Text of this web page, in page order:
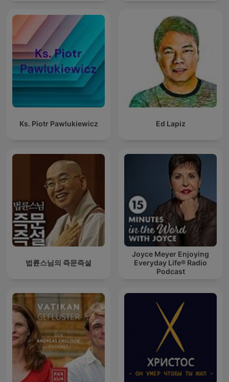
Ks. Piotr Pawlukiewicz Ed Lapiz
법륜스님의 즉문즉설
Joyce Meyer Enjoying
Everyday Life® Radio
Podcast